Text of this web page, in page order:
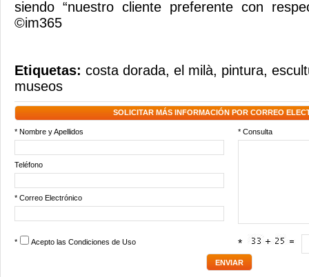
siendo “nuestro cliente preferente con
©im365
Etiquetas: costa dorada, el milà, pintura,
museos
SOLICITAR MÁS INFORMACIÓN POR CORREO
* Nombre y Apellidos * Consulta
Teléfono
* Correo Electrónico
* Acepto las Condiciones de Uso *